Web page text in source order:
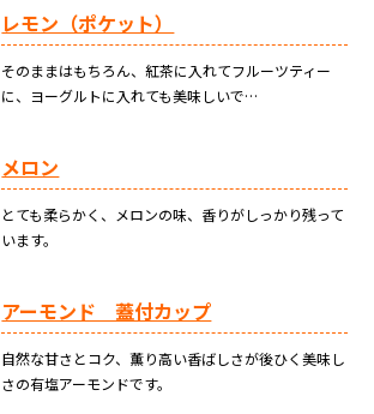
レモン（ポケット）
そのままはもちろん、紅茶に入れてフルーツティー
に、ヨーグルトに入れても美味しいで…
メロン
とても柔らかく、メロンの味、香りがしっかり残って
います。
アーモンド 蓋付カップ
自然な甘さとコク、薫り高い香ばしさが後ひく美味し
さの有塩アーモンドです。